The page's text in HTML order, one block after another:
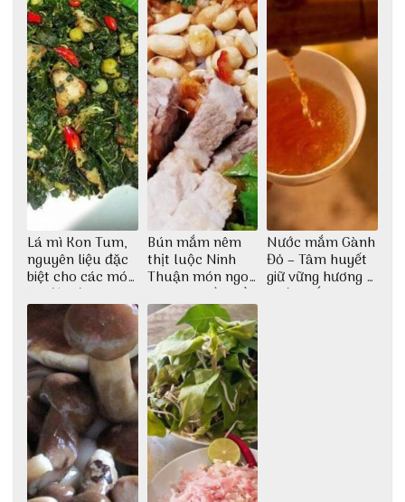
Lá mì Kon Tum,
nguyên liệu đặc
biệt cho các món
ăn độc đáo
Bún mắm nêm
thịt luộc Ninh
Thuận món ngon
dân dã miền biển
Nước mắm Gành
Đỏ – Tâm huyết
giữ vững hương vị
nước mắm sau